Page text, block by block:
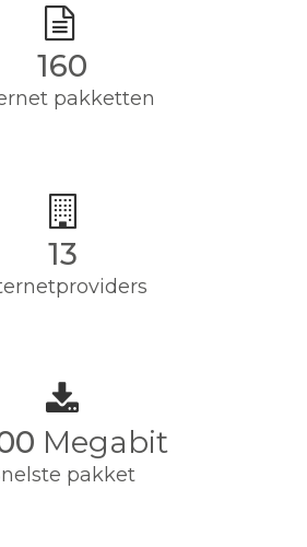
160
pakketten
13
Megabit
pakket